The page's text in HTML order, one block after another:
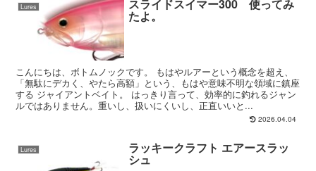
Lures スライドスイマー300 使ってみ
たよ。
こんにちは、ボトムノックです。 もはやルアーという概念を超え、
「無駄にデカく、やたら高額」という、もはや意味不明な領域に鎮座
する ジャイアントベイト。 はっきり言って、効率的に釣れるジャン
ルではありません。重いし、扱いにくいし、正直いいと...
2026.04.04
Lures ラッキークラフト エアースラッ
シュ